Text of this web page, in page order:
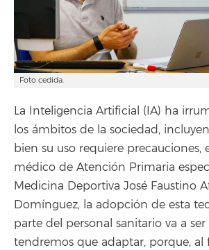
Foto cedida.
La Inteligencia Artificial (IA) ha
los ámbitos de la sociedad,
bien su uso requiere precauciones,
médico de Atención Primaria
Medicina Deportiva José Faustino
Domínguez, la adopción de esta
parte del personal sanitario va a ser
tendremos que adaptar, porque, al